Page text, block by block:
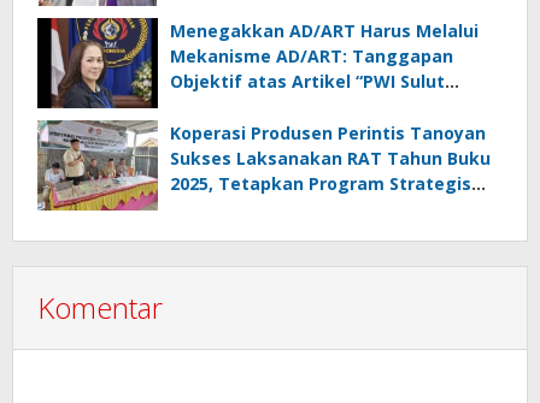
Menegakkan AD/ART Harus Melalui
Mekanisme AD/ART: Tanggapan
Objektif atas Artikel “PWI Sulut
Melanggar Aturan”
Koperasi Produsen Perintis Tanoyan
Sukses Laksanakan RAT Tahun Buku
2025, Tetapkan Program Strategis
Komentar